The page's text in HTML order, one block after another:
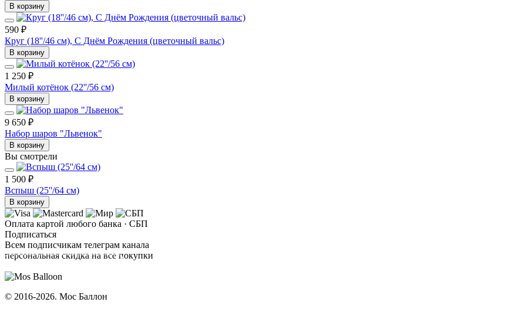
В корзину
590 ₽
Круг (18''/46 см), С Днём Рождения (цветочный вальс)
В корзину
1 250 ₽
Милый котёнок (22''/56 см)
В корзину
9 650 ₽
Набор шаров "Львенок"
В корзину
Вы смотрели
1 500 ₽
Вспыш (25''/64 см)
В корзину
Оплата картой любого банка · СБП
Подписаться
Всем подписчикам телеграм канала
персональная скидка на все покупки
© 2016-2026. Мос Баллон